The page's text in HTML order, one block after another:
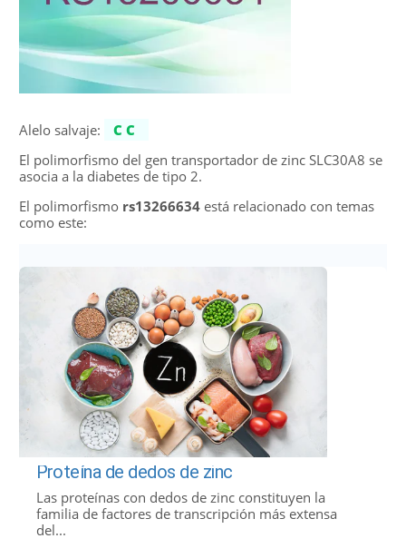
Alelo salvaje:
CC
El polimorfismo del gen transportador de zinc SLC30A8 se
asocia a la diabetes de tipo 2.
El polimorfismo rs13266634está relacionado con temas
como este:
Proteína de dedos de zinc
Las proteínas con dedos de zinc constituyen la
familia de factores de transcripción más extensa
del...